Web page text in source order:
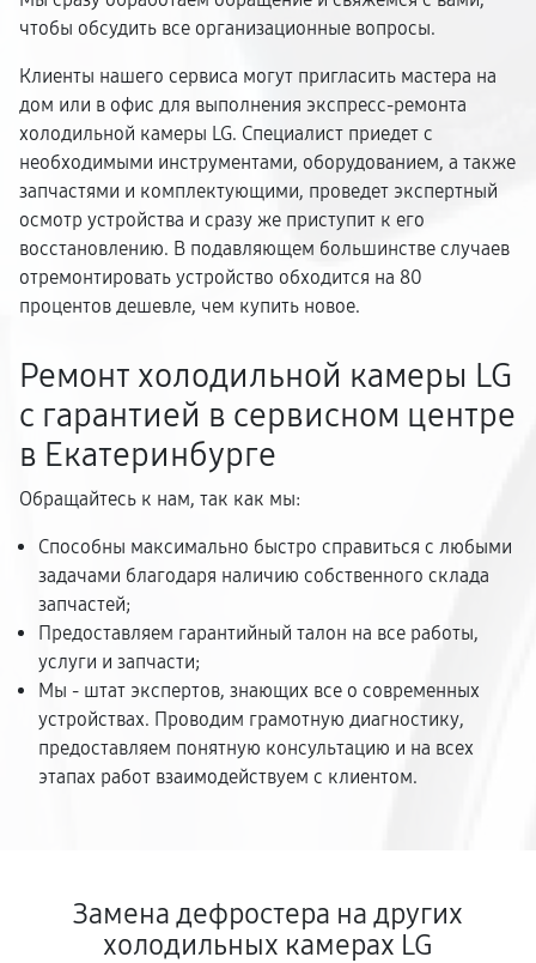
чтобы обсудить все организационные вопросы.
Клиенты нашего сервиса могут пригласить мастера на
дом или в офис для выполнения экспресс-ремонта
холодильной камеры LG. Специалист приедет с
необходимыми инструментами, оборудованием, а также
запчастями и комплектующими, проведет экспертный
осмотр устройства и сразу же приступит к его
восстановлению. В подавляющем большинстве случаев
отремонтировать устройство обходится на 80
процентов дешевле, чем купить новое.
Ремонт холодильной камеры LG
с гарантией в сервисном центре
в Екатеринбурге
Обращайтесь к нам, так как мы:
Способны максимально быстро справиться с любыми
задачами благодаря наличию собственного склада
запчастей;
Предоставляем гарантийный талон на все работы,
услуги и запчасти;
Мы - штат экспертов, знающих все о современных
устройствах. Проводим грамотную диагностику,
предоставляем понятную консультацию и на всех
этапах работ взаимодействуем с клиентом.
Замена дефростера на других
холодильных камерах LG